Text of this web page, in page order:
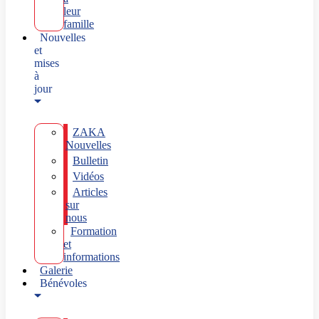
leur
famille
Nouvelles
et
mises
à
jour
ZAKA
Nouvelles
Bulletin
Vidéos
Articles
sur
nous
Formation
et
informations
Galerie
Bénévoles